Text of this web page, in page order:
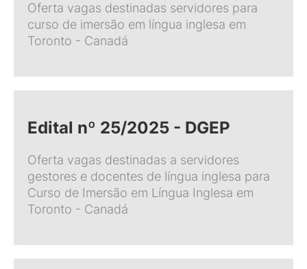
Oferta vagas destinadas servidores para
curso de imersão em língua inglesa em
Toronto - Canadá
Edital nº 25/2025 - DGEP
Oferta vagas destinadas a servidores
gestores e docentes de língua inglesa para
Curso de Imersão em Língua Inglesa em
Toronto - Canadá